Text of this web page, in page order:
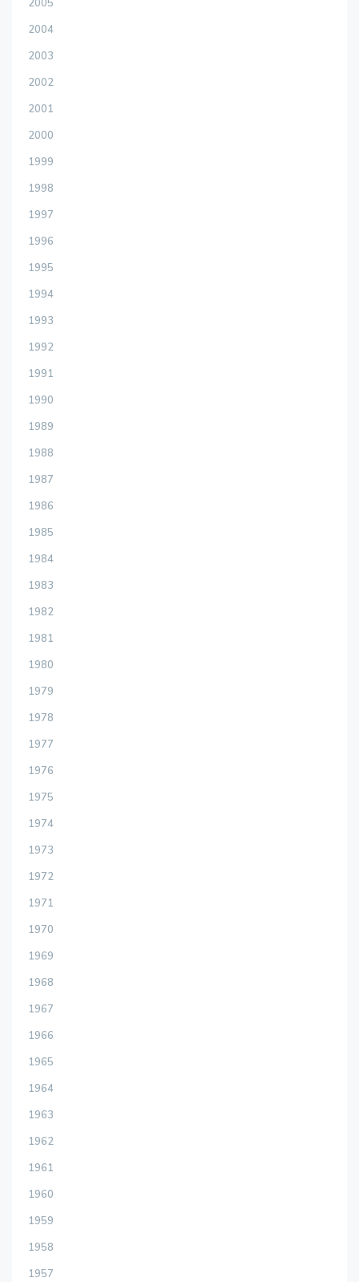
2005
2004
2003
2002
2001
2000
1999
1998
1997
1996
1995
1994
1993
1992
1991
1990
1989
1988
1987
1986
1985
1984
1983
1982
1981
1980
1979
1978
1977
1976
1975
1974
1973
1972
1971
1970
1969
1968
1967
1966
1965
1964
1963
1962
1961
1960
1959
1958
1957